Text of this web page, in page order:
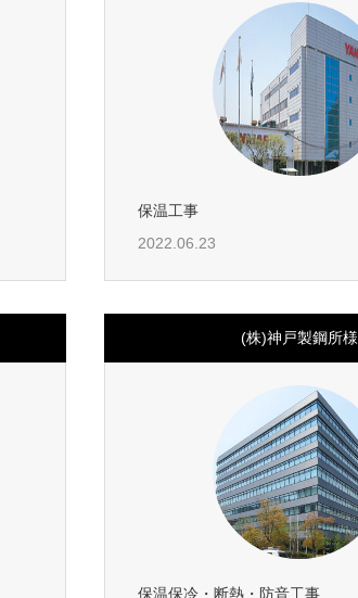
保温工事
2022.06.23
(株)神戸製鋼所様
保温保冷・断熱・防音工事